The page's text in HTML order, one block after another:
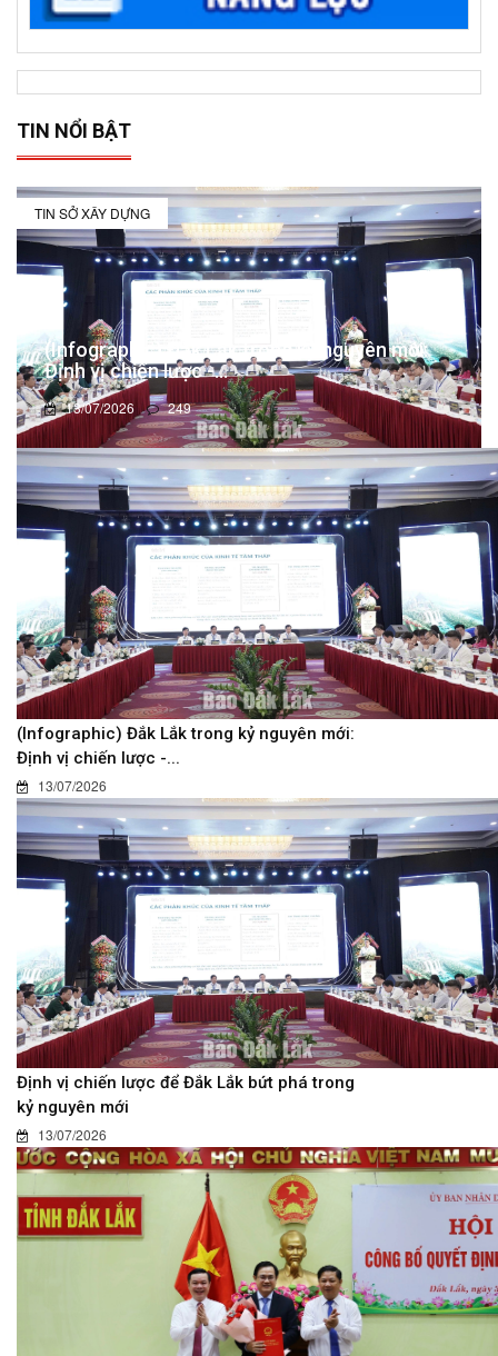
TIN NỔI BẬT
TIN SỞ XÂY DỰNG
(Infographic) Đắk Lắk trong kỷ nguyên mới:
Định vị chiến lược -...
13/07/2026 249
(Infographic) Đắk Lắk trong kỷ nguyên mới:
Định vị chiến lược -...
13/07/2026
Định vị chiến lược để Đắk Lắk bứt phá trong
kỷ nguyên mới
13/07/2026